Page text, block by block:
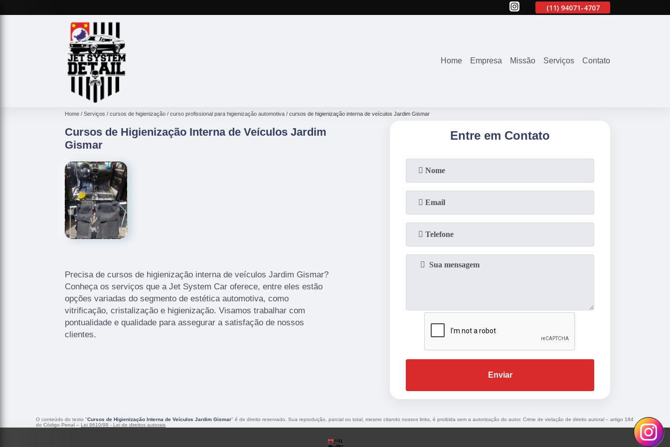
2645-2863 (11) 94071-4707
Home Empresa Missão Serviços Contato
Home Serviços cursos de higienização curso profissional para higienização automotiva cursos de higienização interna de veículos Jardim Gismar
Cursos de Higienização Interna de Veículos Jardim
Gismar
Precisa de cursos de higienização interna de veículos Jardim Gismar?
Conheça os serviços que a Jet System Car oferece, entre eles estão
opções variadas do segmento de estética automotiva, como
vitrificação, cristalização e higienização. Visamos trabalhar com
pontualidade e qualidade para assegurar a satisfação de nossos
clientes.
Entre em Contato
Enviar
O conteúdo do texto "Cursos de Higienização Interna de Veículos Jardim Gismar" é de direito reservado. Sua reprodução, parcial ou total, mesmo citando nossos links, é proibida sem a autorização do autor. Crime de violação de direito autoral – artigo 184
do Código Penal – Lei 9610/98 - Lei de direitos autorais.